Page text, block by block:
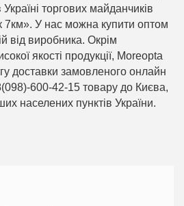
торгових майданчиків
У нас можна купити оптом
від виробника. Окрім
якості продукції, Moreopta
доставки замовленого онлайн
600-42-15 товару до Києва,
населених пунктів України.